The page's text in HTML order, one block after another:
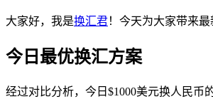
大家好，我是换汇君！今天为大家带来
今日最优换汇方案
经过对比分析，今日$1000美元换人民币